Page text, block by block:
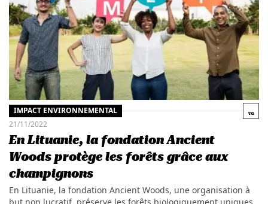
IMPACT ENVIRONNEMENTAL
21/11/2022
En Lituanie, la fondation Ancient
Woods protège les forêts grâce aux
champignons
En Lituanie, la fondation Ancient Woods, une organisation à
but non lucratif, préserve les forêts biologiquement uniques